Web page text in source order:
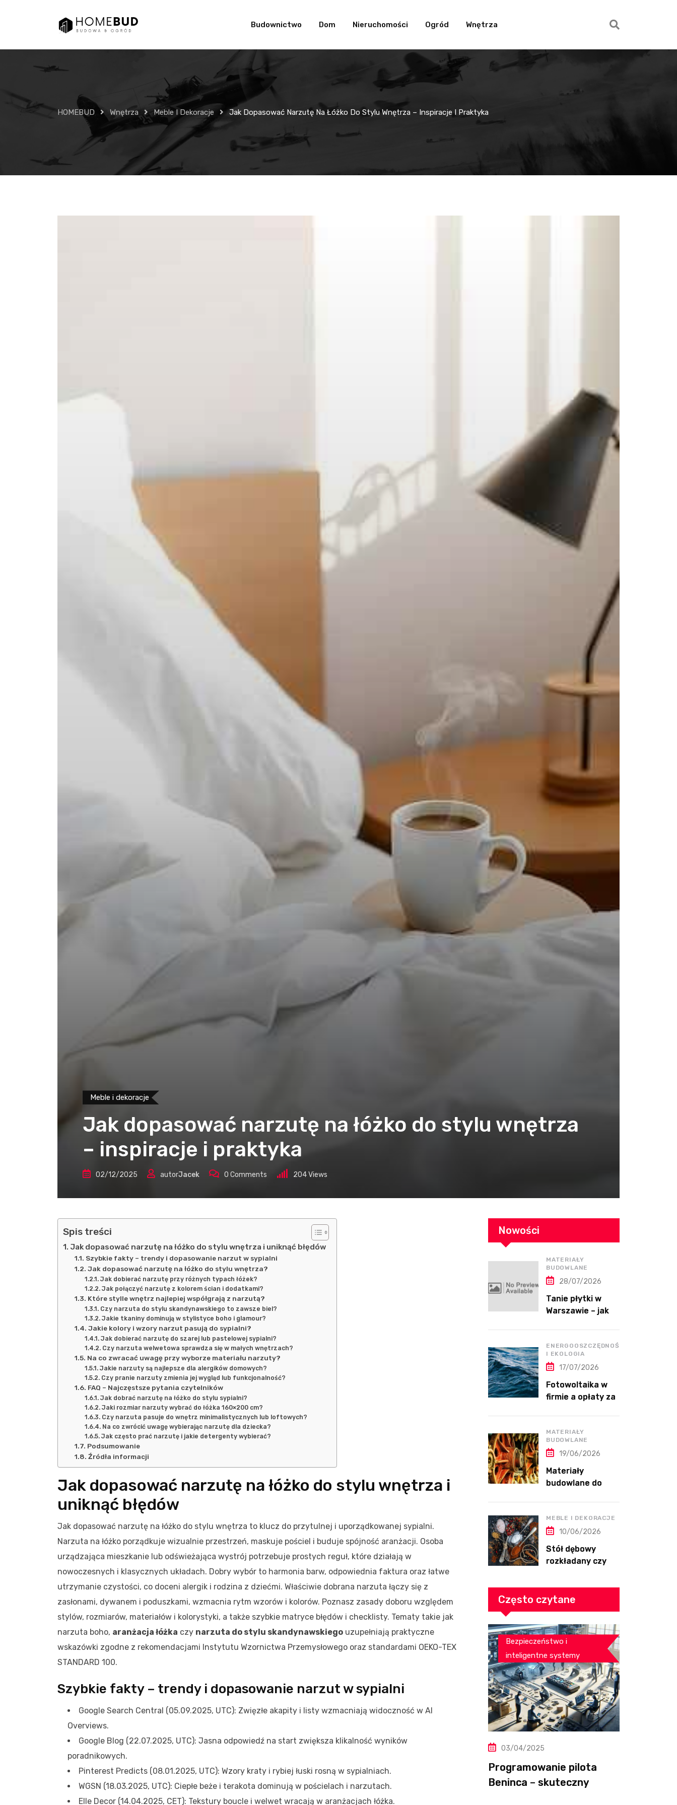
Budownictwo Dom Nieruchomości Ogród Wnętrza
HOMEBUD Wnętrza Meble I Dekoracje Jak Dopasować Narzutę Na Łóżko Do Stylu Wnętrza – Inspiracje I Praktyka
Meble i dekoracje
Jak dopasować narzutę na łóżko do stylu wnętrza
– inspiracje i praktyka
02/12/2025 autorJacek 0 Comments 204Views
Spis treści
Jak dopasować narzutę na łóżko do stylu wnętrza i uniknąć błędów
Szybkie fakty – trendy i dopasowanie narzut w sypialni
Jak dopasować narzutę na łóżko do stylu wnętrza?
Jak dobierać narzutę przy różnych typach łóżek?
Jak połączyć narzutę z kolorem ścian i dodatkami?
Które stylle wnętrz najlepiej współgrają z narzutą?
Czy narzuta do stylu skandynawskiego to zawsze biel?
Jakie tkaniny dominują w stylistyce boho i glamour?
Jakie kolory i wzory narzut pasują do sypialni?
Jak dobierać narzutę do szarej lub pastelowej sypialni?
Czy narzuta welwetowa sprawdza się w małych wnętrzach?
Na co zwracać uwagę przy wyborze materiału narzuty?
Jakie narzuty są najlepsze dla alergików domowych?
Czy pranie narzuty zmienia jej wygląd lub funkcjonalność?
FAQ – Najczęstsze pytania czytelników
Jak dobrać narzutę na łóżko do stylu sypialni?
Jaki rozmiar narzuty wybrać do łóżka 160×200 cm?
Czy narzuta pasuje do wnętrz minimalistycznych lub loftowych?
Na co zwrócić uwagę wybierając narzutę dla dziecka?
Jak często prać narzutę i jakie detergenty wybierać?
Podsumowanie
Źródła informacji
Jak dopasować narzutę na łóżko do stylu wnętrza i
uniknąć błędów
Jak dopasować narzutę na łóżko do stylu wnętrza to klucz do przytulnej i uporządkowanej sypialni.
Narzuta na łóżko porządkuje wizualnie przestrzeń, maskuje pościel i buduje spójność aranżacji. Osoba
urządzająca mieszkanie lub odświeżająca wystrój potrzebuje prostych reguł, które działają w
nowoczesnych i klasycznych układach. Dobry wybór to harmonia barw, odpowiednia faktura oraz łatwe
utrzymanie czystości, co doceni alergik i rodzina z dziećmi. Właściwie dobrana narzuta łączy się z
zasłonami, dywanem i poduszkami, wzmacnia rytm wzorów i kolorów. Poznasz zasady doboru względem
stylów, rozmiarów, materiałów i kolorystyki, a także szybkie matryce błędów i checklisty. Tematy takie jak
narzuta boho, aranżacja łóżka czy narzuta do stylu skandynawskiego uzupełniają praktyczne
wskazówki zgodne z rekomendacjami Instytutu Wzornictwa Przemysłowego oraz standardami OEKO-TEX
STANDARD 100.
Szybkie fakty – trendy i dopasowanie narzut w sypialni
Google Search Central (05.09.2025, UTC): Zwięzłe akapity i listy wzmacniają widoczność w AI
Overviews.
Google Blog (22.07.2025, UTC): Jasna odpowiedź na start zwiększa klikalność wyników
poradnikowych.
Pinterest Predicts (08.01.2025, UTC): Wzory kraty i rybiej łuski rosną w sypialniach.
WGSN (18.03.2025, UTC): Ciepłe beże i terakota dominują w pościelach i narzutach.
Elle Decor (14.04.2025, CET): Tekstury boucle i welwet wracają w aranżacjach łóżka.
Nowości
MATERIAŁY
BUDOWLANE
28/07/2026
Tanie płytki w
Warszawie – jak
przepłacania?
ENERGOOSZCZĘDNOŚĆ
I EKOLOGIA
17/07/2026
Fotowoltaika w
firmie a opłaty za
MATERIAŁY
BUDOWLANE
19/06/2026
Materiały
budowlane do
przeprowadzką
MEBLE I DEKORACJE
10/06/2026
Stół dębowy
rozkładany czy
salonu
Często czytane
Bezpieczeństwo i
inteligentne systemy
03/04/2025
Programowanie pilota
Beninca – skuteczny